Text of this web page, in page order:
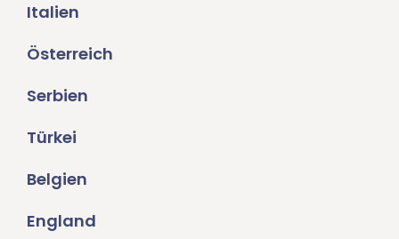
Italien
Österreich
Serbien
Türkei
Belgien
England